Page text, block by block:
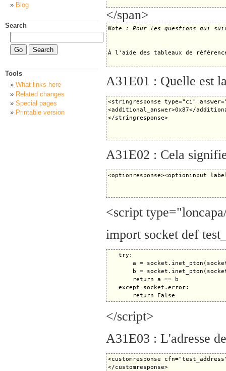
</span>
Note : Pour les questions qui
À l'aide des tableaux de
A31E01 : Quelle est
<stringresponse type="ci"
<additional_answer>0x87</
A31E02 : Cela
<script
import socket def
   try:
a =
b =
       return a == b
   except socket.error:
</script>
A31E03 : L'adresse
<customresponse
Blog
Search
Tools
What links here
Related changes
Special pages
Printable version